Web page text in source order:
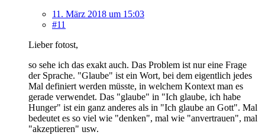
11. März 2018 um 15:03
#11
Lieber fotost,
so sehe ich das exakt auch. Das Problem ist nur eine Frage
der Sprache. "Glaube" ist ein Wort, bei dem eigentlich jedes
Mal definiert werden müsste, in welchem Kontext man es
gerade verwendet. Das "glaube" in "Ich glaube, ich habe
Hunger" ist ein ganz anderes als in "Ich glaube an Gott". Mal
bedeutet es so viel wie "denken", mal wie "anvertrauen", mal
"akzeptieren" usw.